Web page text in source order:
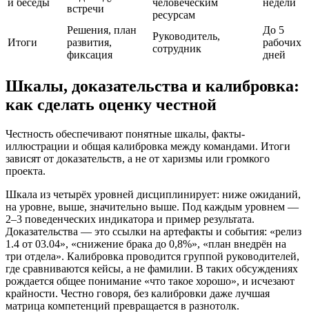
и беседы
встречи
человеческим
ресурсам
недели
Итоги
Решения, план
развития,
фиксация
Руководитель,
сотрудник
До 5
рабочих
дней
Шкалы, доказательства и калибровка:
как сделать оценку честной
Честность обеспечивают понятные шкалы, факты-
иллюстрации и общая калибровка между командами. Итоги
зависят от доказательств, а не от харизмы или громкого
проекта.
Шкала из четырёх уровней дисциплинирует: ниже ожиданий,
на уровне, выше, значительно выше. Под каждым уровнем —
2–3 поведенческих индикатора и пример результата.
Доказательства — это ссылки на артефакты и события: «релиз
1.4 от 03.04», «снижение брака до 0,8%», «план внедрён на
три отдела». Калибровка проводится группой руководителей,
где сравниваются кейсы, а не фамилии. В таких обсуждениях
рождается общее понимание «что такое хорошо», и исчезают
крайности. Честно говоря, без калибровки даже лучшая
матрица компетенций превращается в разнотолк.